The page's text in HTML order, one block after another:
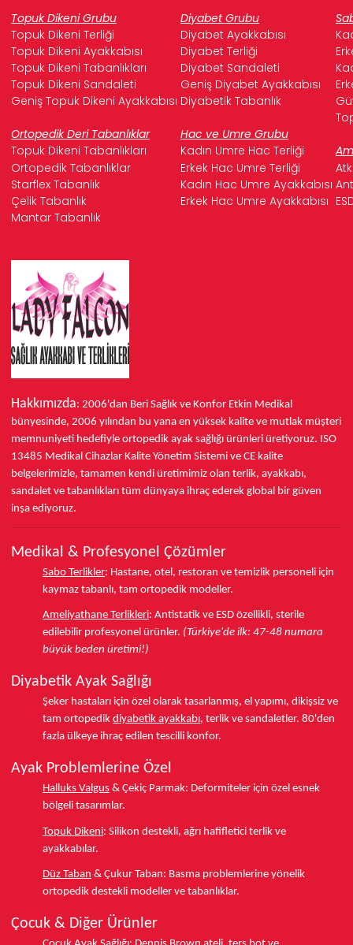
Topuk Dikeni Grubu Diyabet Grubu
Topuk Dikeni Terliği
Diyabet Ayakkabısı
Topuk Dikeni Ayakkabısı
Diyabet Terliği
Topuk Dikeni Tabanlıkları
Diyabet Sandaleti
Topuk Dikeni Sandaleti
Geniş Diyabet Ayakkabısı
Geniş Topuk Dikeni Ayakkabısı Diyabetik Tabanlık
Ortopedik Deri Tabanlıklar
Hac ve Umre Grubu
Topuk Dikeni Tabanlıkları
Kadın Umre Hac Terliği
Ortopedik Tabanlıklar
Erkek Hac Umre Terliği
Starflex Tabanlık
Kadın Hac Umre Ayakkabısı
Çelik Tabanlık
Erkek Hac Umre Ayakkabısı
Mantar Tabanlık
Hakkımızda: 2006'dan Beri Sağlık ve Konfor Etkin Medikal
bünyesinde, 2006 yılından bu yana en yüksek kalite ve mutlak müşteri
memnuniyeti hedefiyle ortopedik ayak sağlığı ürünleri üretiyoruz. ISO
13485 Medikal Cihazlar Kalite Yönetim Sistemi ve CE kalite
belgelerimizle, tamamen kendi üretimimiz olan terlik, ayakkabı,
sandalet ve tabanlıkları tüm dünyaya ihraç ederek global bir güven
inşa ediyoruz.
Medikal & Profesyonel Çözümler
Sabo Terlikler: Hastane, otel, restoran ve temizlik personeli için
kaymaz tabanlı, tam ortopedik modeller.
Ameliyathane Terlikleri: Antistatik ve ESD özellikli, sterile
edilebilir profesyonel ürünler. (Türkiye'de ilk: 47-48 numara
büyük beden üretimi!)
Diyabetik Ayak Sağlığı
Şeker hastaları için özel olarak tasarlanmış, el yapımı, dikişsiz ve
tam ortopedik diyabetik ayakkabı, terlik ve sandaletler. 80'den
fazla ülkeye ihraç edilen tescilli konfor.
Ayak Problemlerine Özel
Halluks Valgus & Çekiç Parmak: Deformiteler için özel esnek
bölgeli tasarımlar.
Topuk Dikeni: Silikon destekli, ağrı hafifletici terlik ve
ayakkabılar.
Düz Taban & Çukur Taban: Basma problemlerine yönelik
ortopedik destekli modeller ve tabanlıklar.
Çocuk & Diğer Ürünler